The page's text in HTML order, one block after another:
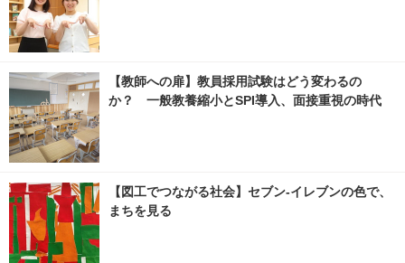
【教師への扉】教員採用試験はどう変わるの
か？ 一般教養縮小とSPI導入、面接重視の時代
【図工でつながる社会】セブン‐イレブンの色で、
まちを見る